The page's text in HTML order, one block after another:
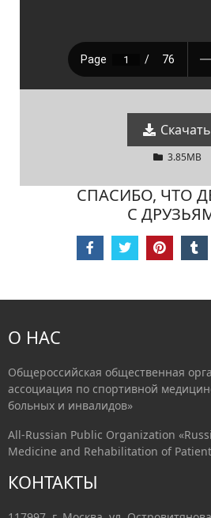
Скачать
3.85MB
СПАСИБО, ЧТО
С
О НАС
Общероссийская общественная
ассоциация по спортивной
больных и инвалидов»
All-Russian Public Organization
Medicine and Rehabilitation of
КОНТАКТЫ